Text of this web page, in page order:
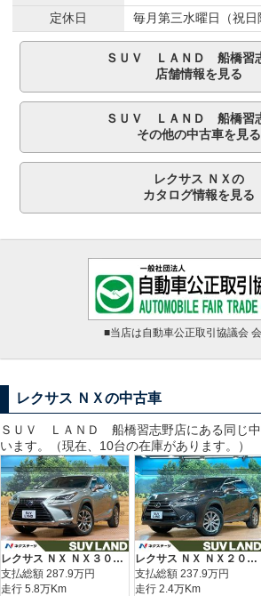
定休日
毎月第三水曜日（祝日
ＳＵＶ ＬＡＮＤ 船橋習
店舗情報を見る
ＳＵＶ ＬＡＮＤ 船橋習
その他の中古車を見る
レクサス ＮＸの
カタログ情報を見る
■当店は自動車公正取引協議会
レクサス ＮＸの中古車
ＳＵＶ ＬＡＮＤ 船橋習志野店にある同じ
います。（現在、10台の在庫があります。）
レクサス ＮＸ ＮＸ３００ｈ バージョンＬ
支払総額 287.9万円
走行 5.8万Km
レクサス ＮＸ ＮＸ２００ｔ Ｉパッケージ
支払総額 237.9万円
走行 2.4万Km